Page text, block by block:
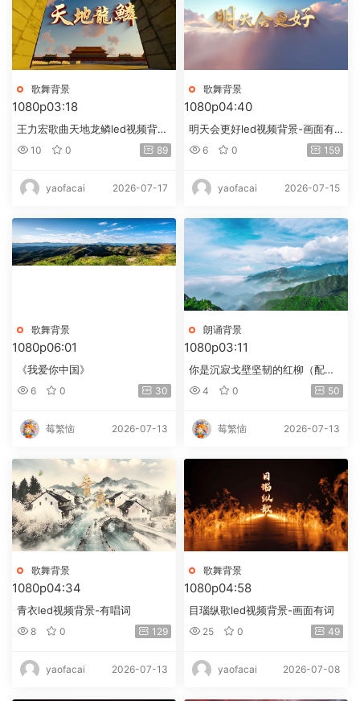
歌舞背景
1080p03:18
王力宏歌曲天地龙鳞led视频背
景-有词
10 0 89
yaofacai 2026-07-17
歌舞背景
1080p04:40
明天会更好led视频背景-画面有
唱词
6 0 159
yaofacai 2026-07-15
歌舞背景
1080p06:01
《我爱你中国》
6 0 30
莓繁恼 2026-07-13
朗诵背景
1080p03:11
你是沉寂戈壁坚韧的红柳（配
乐）
4 0 50
莓繁恼 2026-07-13
歌舞背景
1080p04:34
青衣led视频背景-有唱词
8 0 129
yaofacai 2026-07-13
歌舞背景
1080p04:58
目瑙纵歌led视频背景-画面有词
25 0 49
yaofacai 2026-07-08